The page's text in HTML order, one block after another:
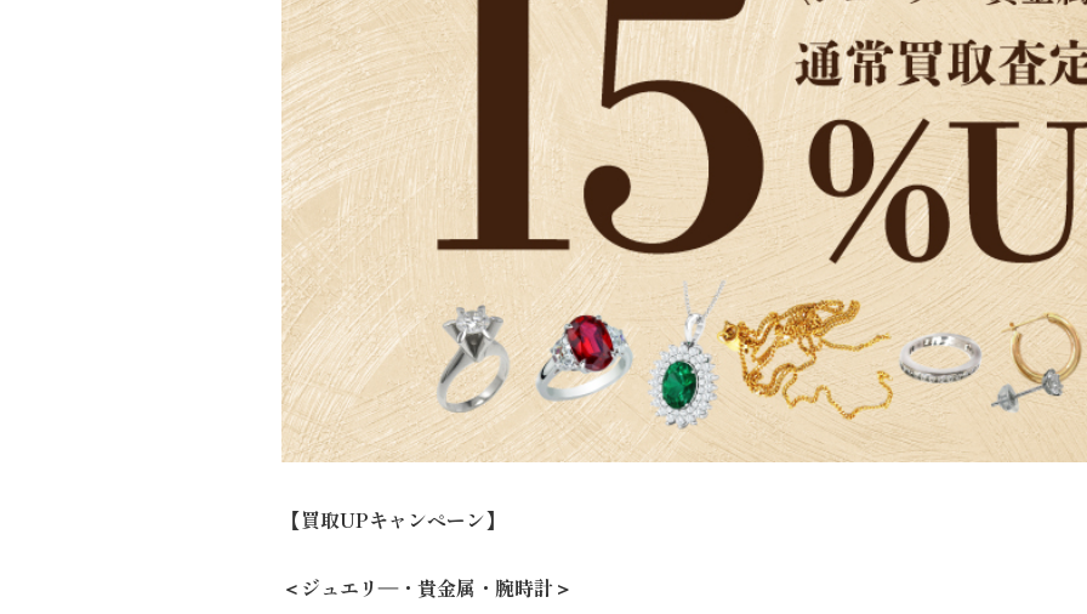
【買取UPキャンペーン】
＜ジュエリ―・貴金属・腕時計＞